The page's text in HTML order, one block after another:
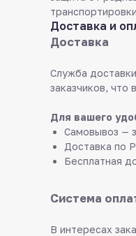
Доставка и
Доставка
Служба
заказчиков, что
Для вашего
Самовывоз —
Доставка по
Бесплатная
Система
В интересах